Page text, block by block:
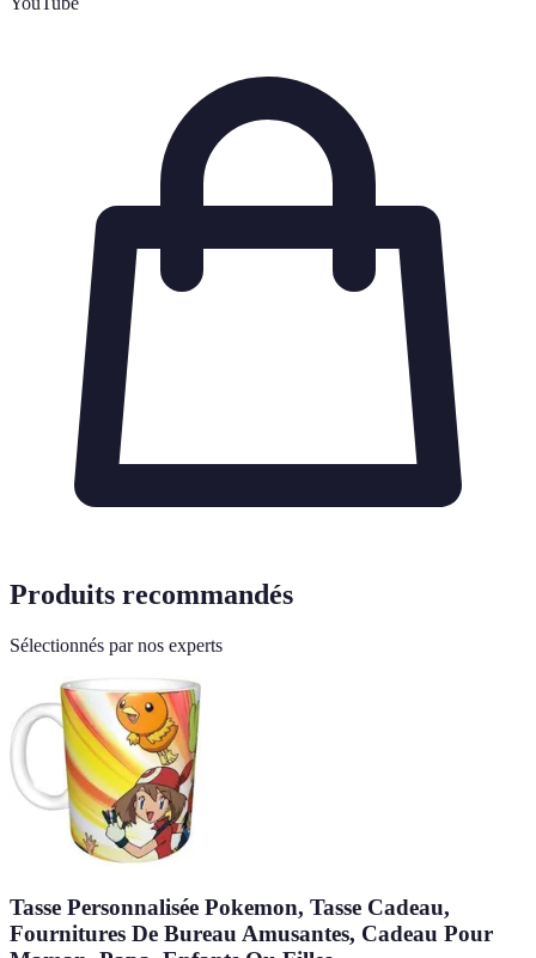
Produits recommandés
Sélectionnés par nos experts
Tasse Personnalisée Pokemon, Tasse Cadeau,
Fournitures De Bureau Amusantes, Cadeau Pour